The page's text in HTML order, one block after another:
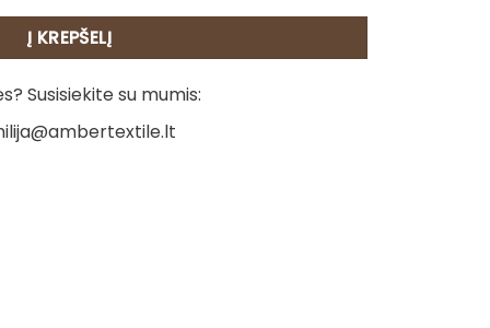
Į KREPŠELĮ
Susisiekite su mumis: